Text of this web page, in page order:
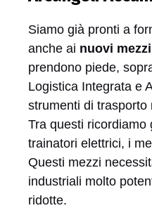
Siamo già pronti a
anche ai nuovi
prendono piede,
Logistica Integrata e
strumenti di trasporto
Tra questi ricordiamo
trainatori elettrici, i
Questi mezzi
industriali molto
ridotte.